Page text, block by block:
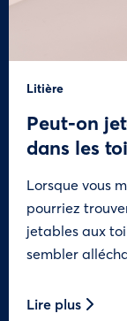
Litière
Peut-on
dans les
Lorsque vous
pourriez
jetables aux
sembler
Lire plus